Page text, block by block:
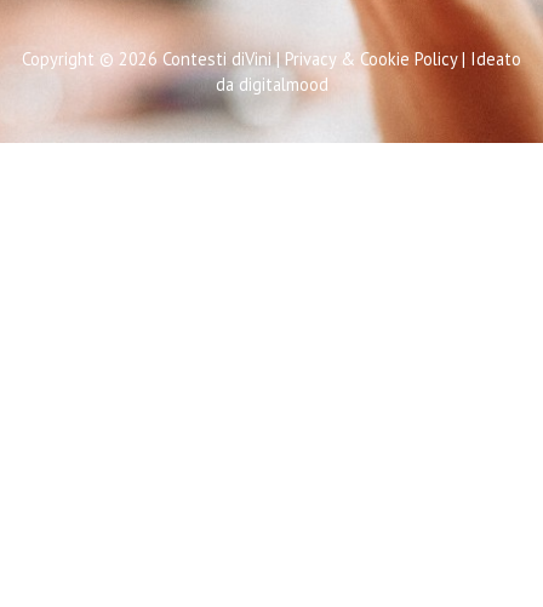
Copyright © 2026 Contesti diVini | Privacy & Cookie Policy | Ideato
da digitalmood